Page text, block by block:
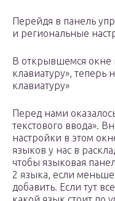
Перейдя в панель
и региональные
В открывшемся окне
клавиатуру», теперь
клавиатуру»
Перед нами
текстового ввода».
настройки в этом
языков у нас в
чтобы языковая
2 языка, если
добавить. Если тут